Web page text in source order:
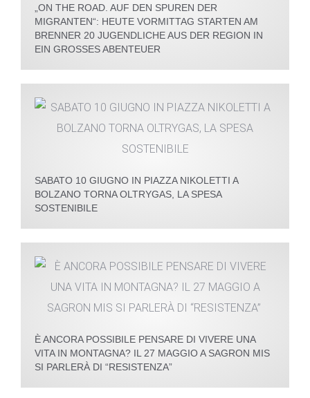
„ON THE ROAD. AUF DEN SPUREN DER
MIGRANTEN“: HEUTE VORMITTAG STARTEN AM
BRENNER 20 JUGENDLICHE AUS DER REGION IN
EIN GROSSES ABENTEUER
SABATO 10 GIUGNO IN PIAZZA NIKOLETTI A
BOLZANO TORNA OLTRYGAS, LA SPESA
SOSTENIBILE
È ANCORA POSSIBILE PENSARE DI VIVERE UNA
VITA IN MONTAGNA? IL 27 MAGGIO A SAGRON MIS
SI PARLERÀ DI “RESISTENZA”